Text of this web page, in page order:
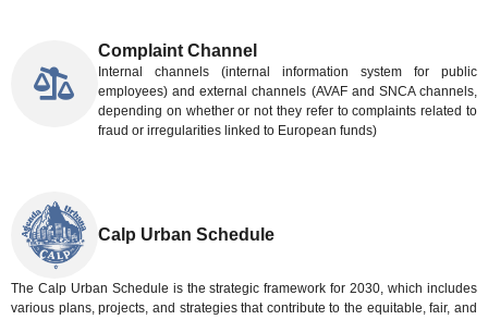
Complaint Channel
Internal channels (internal information system for public
employees) and external channels (AVAF and SNCA channels,
depending on whether or not they refer to complaints related to
fraud or irregularities linked to European funds)
Calp Urban Schedule
The Calp Urban Schedule is the strategic framework for 2030, which includes
various plans, projects, and strategies that contribute to the equitable, fair, and